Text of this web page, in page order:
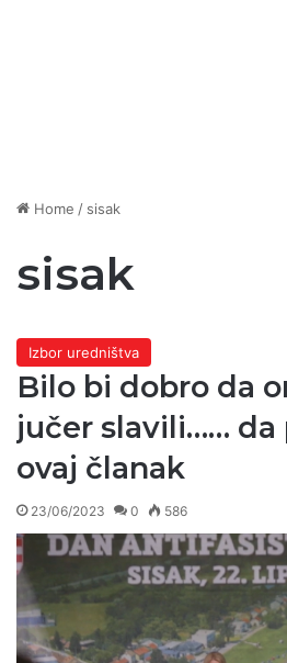
Home / sisak
sisak
Izbor uredništva
Bilo bi dobro da
jučer slavili…… da
ovaj članak
23/06/2023 0 586